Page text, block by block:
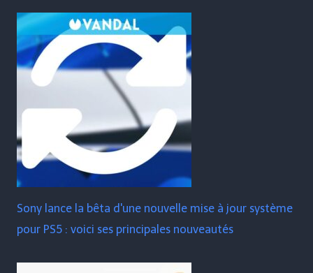
Sony lance la bêta d'une nouvelle mise à jour système
pour PS5 : voici ses principales nouveautés